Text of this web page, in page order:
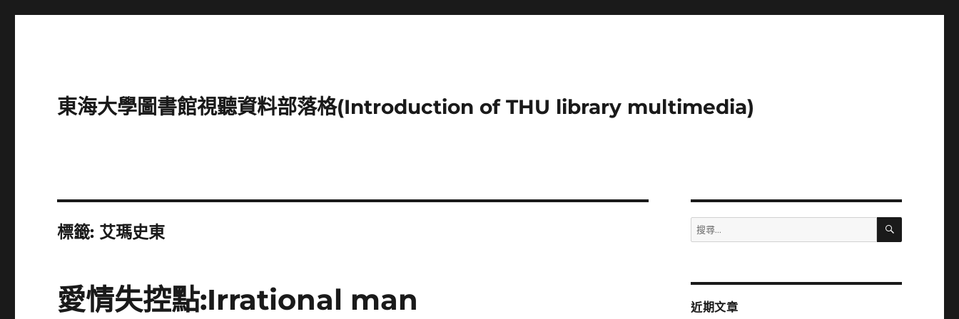
東海大學圖書館視聽資料部落格(Introduction of THU library multimedia)
標籤: 艾瑪史東
愛情失控點:Irrational man
搜
尋
字:
搜
近期文章